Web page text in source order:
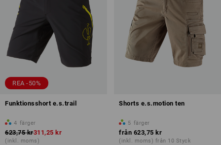
REA -50%
Funktionsshort e.s.trail
4 färger
623,75 kr311,25 kr
(inkl. moms)
Shorts e.s.motion ten
5 färger
från 623,75 kr
(inkl. moms) från 10 Styck